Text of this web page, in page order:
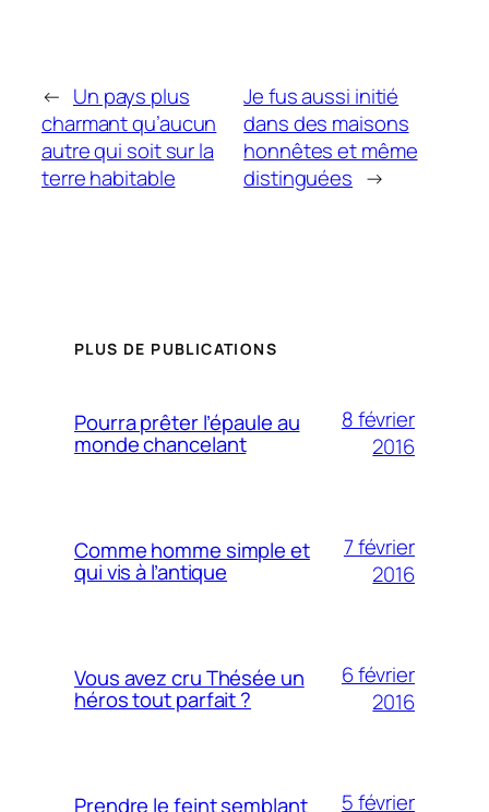
← Un pays plus
charmant qu’aucun
autre qui soit sur la
terre habitable
Je fus aussi initié
dans des maisons
honnêtes et même
distinguées →
PLUS DE PUBLICATIONS
Pourra prêter l’épaule au
monde chancelant
8 février
2016
Comme homme simple et
qui vis à l’antique
7 février
2016
Vous avez cru Thésée un
héros tout parfait ?
6 février
2016
Prendre le feint semblant
5 février